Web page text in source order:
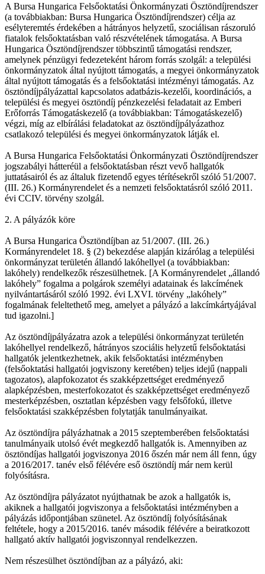
A Bursa Hungarica Felsőoktatási Önkormányzati Ösztöndíjrendszer
(a továbbiakban: Bursa Hungarica Ösztöndíjrendszer) célja az
esélyteremtés érdekében a hátrányos helyzetű, szociálisan rászoruló
fiatalok felsőoktatásban való részvételének támogatása. A Bursa
Hungarica Ösztöndíjrendszer többszintű támogatási rendszer,
amelynek pénzügyi fedezeteként három forrás szolgál: a települési
önkormányzatok által nyújtott támogatás, a megyei önkormányzatok
által nyújtott támogatás és a felsőoktatási intézményi támogatás. Az
ösztöndíjpályázattal kapcsolatos adatbázis-kezelői, koordinációs, a
települési és megyei ösztöndíj pénzkezelési feladatait az Emberi
Erőforrás Támogatáskezelő (a továbbiakban: Támogatáskezelő)
végzi, míg az elbírálási feladatokat az ösztöndíjpályázathoz
csatlakozó települési és megyei önkormányzatok látják el.
A Bursa Hungarica Felsőoktatási Önkormányzati Ösztöndíjrendszer
jogszabályi hátteréül a felsőoktatásban részt vevő hallgatók
juttatásairól és az általuk fizetendő egyes térítésekről szóló 51/2007.
(III. 26.) Kormányrendelet és a nemzeti felsőoktatásról szóló 2011.
évi CCIV. törvény szolgál.
2. A pályázók köre
A Bursa Hungarica Ösztöndíjban az 51/2007. (III. 26.)
Kormányrendelet 18. § (2) bekezdése alapján kizárólag a települési
önkormányzat területén állandó lakóhellyel (a továbbiakban:
lakóhely) rendelkezők részesülhetnek. [A Kormányrendelet „állandó
lakóhely” fogalma a polgárok személyi adatainak és lakcímének
nyilvántartásáról szóló 1992. évi LXVI. törvény „lakóhely”
fogalmának feleltethető meg, amelyet a pályázó a lakcímkártyájával
tud igazolni.]
Az ösztöndíjpályázatra azok a települési önkormányzat területén
lakóhellyel rendelkező, hátrányos szociális helyzetű felsőoktatási
hallgatók jelentkezhetnek, akik felsőoktatási intézményben
(felsőoktatási hallgatói jogviszony keretében) teljes idejű (nappali
tagozatos), alapfokozatot és szakképzettséget eredményező
alapképzésben, mesterfokozatot és szakképzettséget eredményező
mesterképzésben, osztatlan képzésben vagy felsőfokú, illetve
felsőoktatási szakképzésben folytatják tanulmányaikat.
Az ösztöndíjra pályázhatnak a 2015 szeptemberében felsőoktatási
tanulmányaik utolsó évét megkezdő hallgatók is. Amennyiben az
ösztöndíjas hallgatói jogviszonya 2016 őszén már nem áll fenn, úgy
a 2016/2017. tanév első félévére eső ösztöndíj már nem kerül
folyósításra.
Az ösztöndíjra pályázatot nyújthatnak be azok a hallgatók is,
akiknek a hallgatói jogviszonya a felsőoktatási intézményben a
pályázás időpontjában szünetel. Az ösztöndíj folyósításának
feltétele, hogy a 2015/2016. tanév második félévére a beiratkozott
hallgató aktív hallgatói jogviszonnyal rendelkezzen.
Nem részesülhet ösztöndíjban az a pályázó, aki: